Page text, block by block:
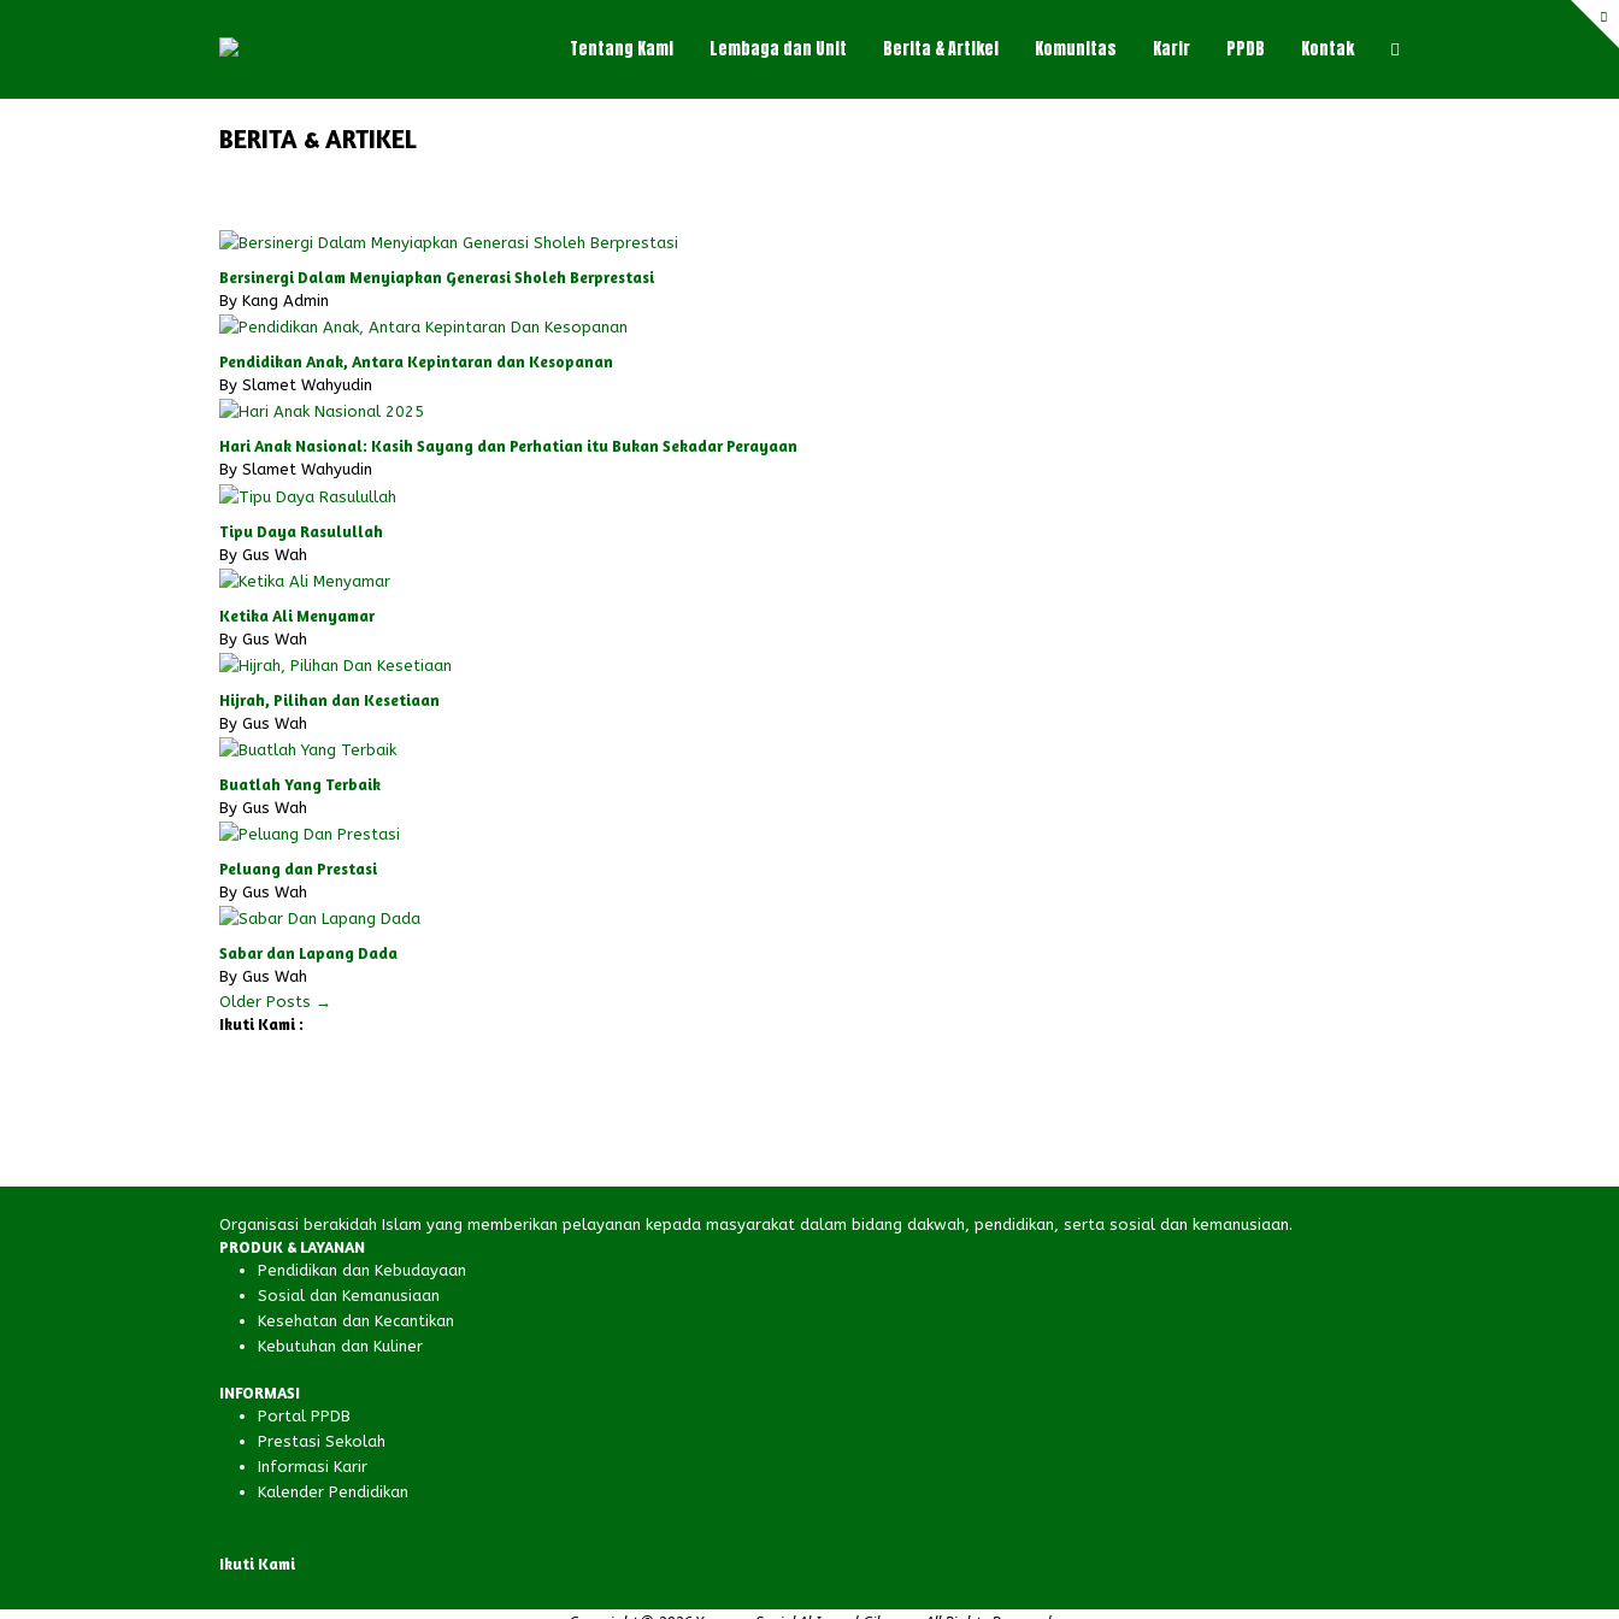
Tentang Kami Lembaga dan Unit Berita & Artikel Komunitas Karir PPDB Kontak
BERITA & ARTIKEL
Bersinergi Dalam Menyiapkan Generasi Sholeh Berprestasi
By Kang Admin
Pendidikan Anak, Antara Kepintaran dan Kesopanan
By Slamet Wahyudin
Hari Anak Nasional: Kasih Sayang dan Perhatian itu Bukan Sekadar Perayaan
By Slamet Wahyudin
Tipu Daya Rasulullah
By Gus Wah
Ketika Ali Menyamar
By Gus Wah
Hijrah, Pilihan dan Kesetiaan
By Gus Wah
Buatlah Yang Terbaik
By Gus Wah
Peluang dan Prestasi
By Gus Wah
Sabar dan Lapang Dada
By Gus Wah
Older Posts →
Ikuti Kami :
Organisasi berakidah Islam yang memberikan pelayanan kepada masyarakat dalam bidang dakwah, pendidikan, serta sosial dan kemanusiaan.
PRODUK & LAYANAN
Pendidikan dan Kebudayaan
Sosial dan Kemanusiaan
Kesehatan dan Kecantikan
Kebutuhan dan Kuliner
INFORMASI
Portal PPDB
Prestasi Sekolah
Informasi Karir
Kalender Pendidikan
Ikuti Kami